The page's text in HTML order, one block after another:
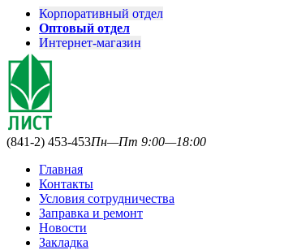
Корпоративный отдел
Оптовый отдел
Интернет-магазин
(841-2) 453-453Пн—Пт 9:00—18:00
Главная
Контакты
Условия сотрудничества
Заправка и ремонт
Новости
Закладка